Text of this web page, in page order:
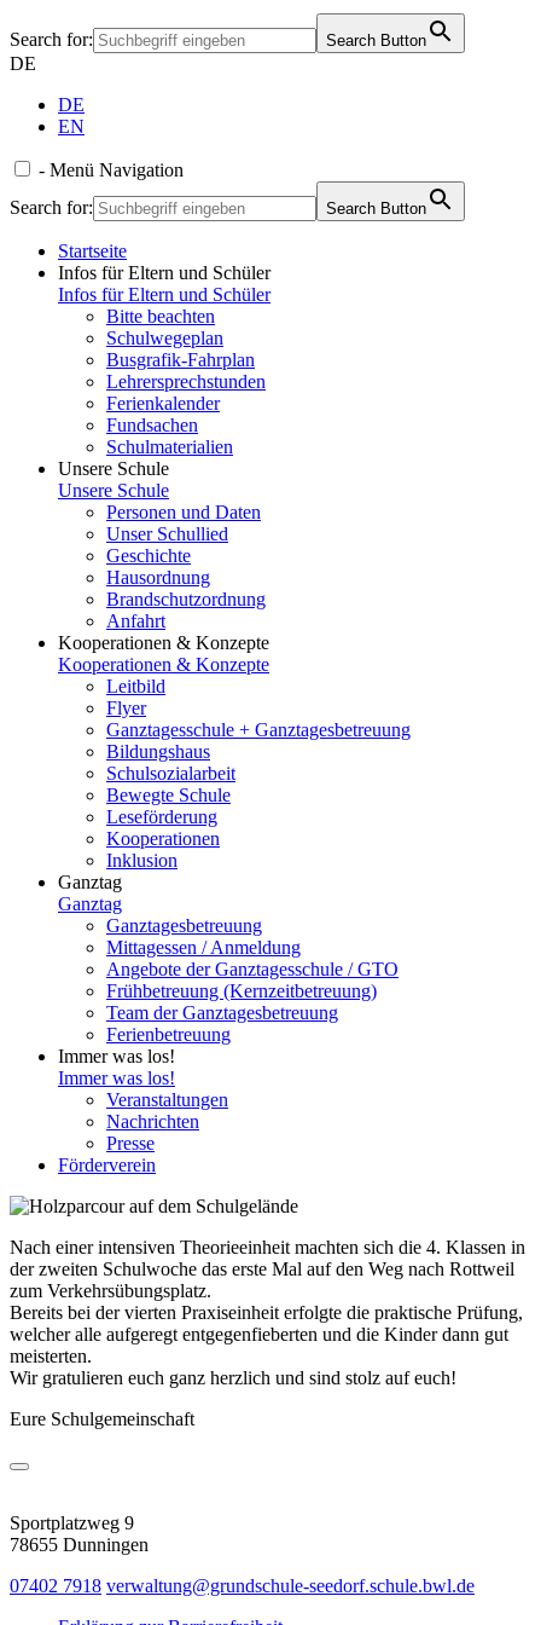
Search for: Search Button
DE
DE
EN
- Menü Navigation
Search for:
Search Button
Startseite
Infos für Eltern und Schüler
Infos für Eltern und Schüler
Bitte beachten
Schulwegeplan
Busgrafik-Fahrplan
Lehrersprechstunden
Ferienkalender
Fundsachen
Schulmaterialien
Unsere Schule
Unsere Schule
Personen und Daten
Unser Schullied
Geschichte
Hausordnung
Brandschutzordnung
Anfahrt
Kooperationen & Konzepte
Kooperationen & Konzepte
Leitbild
Flyer
Ganztagesschule + Ganztagesbetreuung
Bildungshaus
Schulsozialarbeit
Bewegte Schule
Leseförderung
Kooperationen
Inklusion
Ganztag
Ganztag
Ganztagesbetreuung
Mittagessen / Anmeldung
Angebote der Ganztagesschule / GTO
Frühbetreuung (Kernzeitbetreuung)
Team der Ganztagesbetreuung
Ferienbetreuung
Immer was los!
Immer was los!
Veranstaltungen
Nachrichten
Presse
Förderverein
Nach einer intensiven Theorieeinheit machten sich die 4. Klassen in
der zweiten Schulwoche das erste Mal auf den Weg nach Rottweil
zum Verkehrsübungsplatz.
Bereits bei der vierten Praxiseinheit erfolgte die praktische Prüfung,
welcher alle aufgeregt entgegenfieberten und die Kinder dann gut
meisterten.
Wir gratulieren euch ganz herzlich und sind stolz auf euch!
Eure Schulgemeinschaft
Sportplatzweg 9
78655 Dunningen
07402 7918 verwaltung@grundschule-seedorf.schule.bwl.de